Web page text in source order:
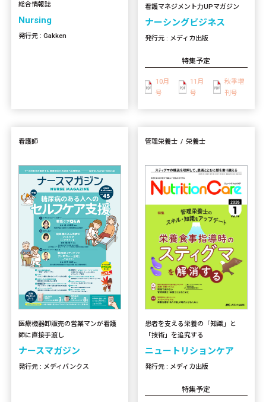
総合情報誌
Nursing
発行元 : Gakken
看護マネジメント力UPマガジン
ナーシングビジネス
発行元 : メディカ出版
特集予定
10月
号
11月
号
秋季増
刊号
看護師
医療機器卸販売の営業マンが看護
師に直接手渡し
ナースマガジン
発行元 : メディバンクス
管理栄養士 栄養士
患者を支える栄養の「知識」と
「技術」を追究する
ニュートリションケア
発行元 : メディカ出版
特集予定